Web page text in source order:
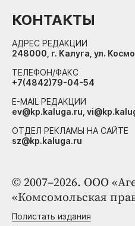
© 2007–2026. ООО
«Комсомольская
Полистать издания
КОНТАКТЫ
АДРЕС РЕДАКЦИИ
248000, г. Калуга, ул.
ТЕЛЕФОН/ФАКС
+7(4842)79-04-54
E-MAIL РЕДАКЦИИ
ev@kp.kaluga.ru,
ОТДЕЛ РЕКЛАМЫ НА САЙТЕ
sz@kp.kaluga.ru